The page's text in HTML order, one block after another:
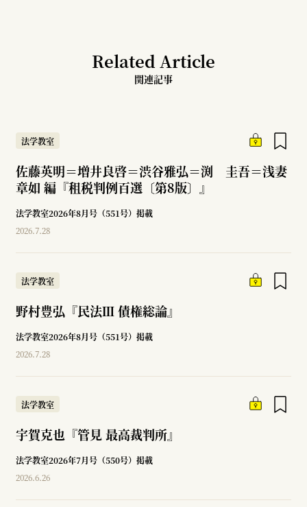
Related Article
関連記事
法学教室
佐藤英明＝増井良啓＝渋谷雅弘＝渕 圭吾＝浅妻
章如 編『租税判例百選〔第8版〕』
法学教室2026年8月号（551号）掲載
2026.7.28
法学教室
野村豊弘『民法Ⅲ 債権総論』
法学教室2026年8月号（551号）掲載
2026.7.28
法学教室
宇賀克也『管見 最高裁判所』
法学教室2026年7月号（550号）掲載
2026.6.26